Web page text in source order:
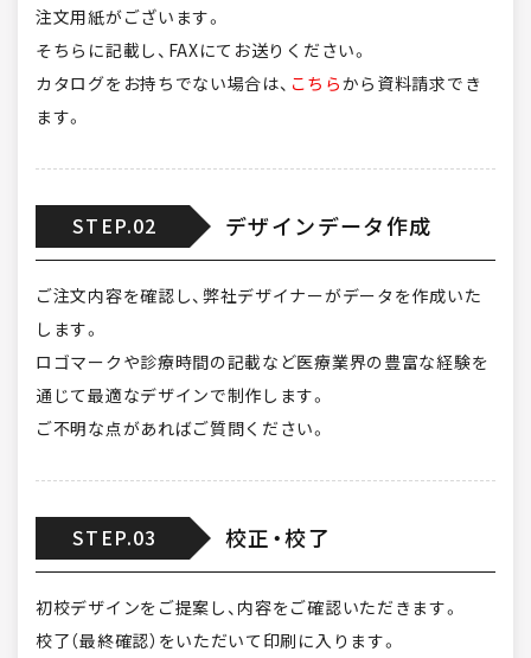
注文用紙がございます。
そちらに記載し、FAXにてお送りください。
カタログをお持ちでない場合は、 こちらから資料請求でき
ます。
STEP.02 デザインデータ作成
ご注文内容を確認し、弊社デザイナーがデータを作成いた
します。
ロゴマークや診療時間の記載など医療業界の豊富な経験を
通じて最適なデザインで制作します。
ご不明な点があればご質問ください。
STEP.03 校正・校了
初校デザインをご提案し、内容をご確認いただきます。
校了（最終確認）をいただいて印刷に入ります。